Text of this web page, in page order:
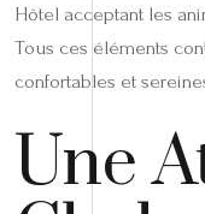
Hôtel acceptant les
Tous ces éléments
confortables et
Une